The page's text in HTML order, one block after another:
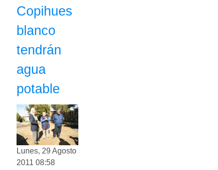
Copihues
blanco
tendrán
agua
potable
Lunes, 29 Agosto
2011 08:58